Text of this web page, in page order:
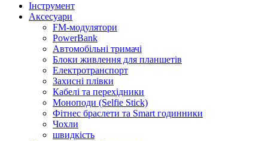
Інструмент
Аксесуари
FM-модулятори
PowerBank
Автомобільні тримачі
Блоки живлення для планшетів
Електротранспорт
Захисні плівки
Кабелі та перехідники
Моноподи (Selfie Stick)
Фітнес браслети та Smart годинники
Чохли
швидкість